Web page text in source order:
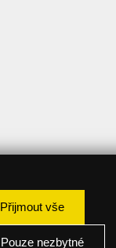
Přijmout vše
Pouze nezbytné